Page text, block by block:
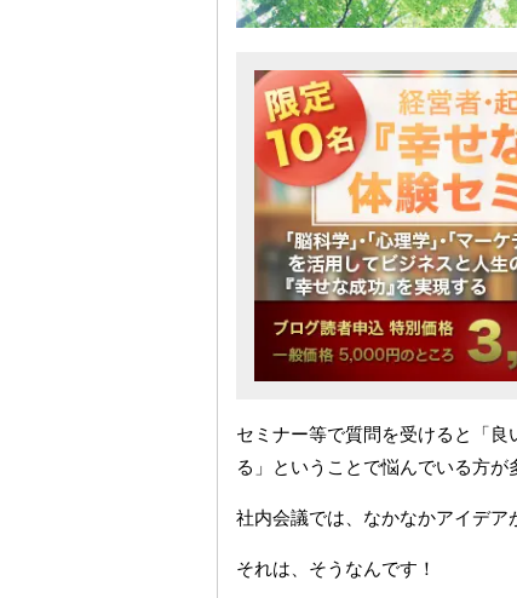
セミナー等で質問を受けると「
る」ということで悩んでいる方が
社内会議では、なかなかアイデア
それは、そうなんです！